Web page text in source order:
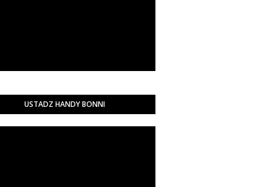
USTADZ HANDY BONNI